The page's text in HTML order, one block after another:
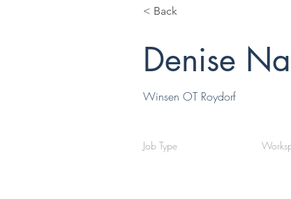
< Back
Denise
Winsen OT Roydorf
Job Type